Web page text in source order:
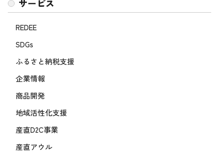
サービス
REDEE
SDGs
ふるさと納税支援
企業情報
商品開発
地域活性化支援
産直D2C事業
産直アウル